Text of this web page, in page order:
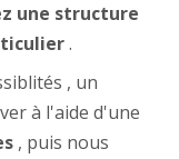
une structure
.
, un
à l'aide d'une
, puis nous